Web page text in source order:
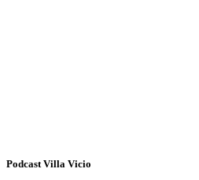
Podcast Villa Vicio